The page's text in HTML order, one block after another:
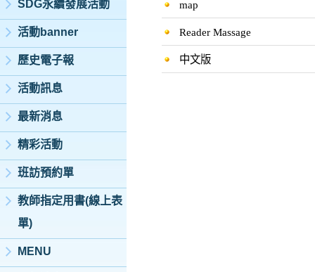
SDG永續發展活動
活動banner
歷史電子報
活動訊息
最新消息
精彩活動
班訪預約單
教師指定用書(線上表
單)
MENU
map
Reader Massage
中文版